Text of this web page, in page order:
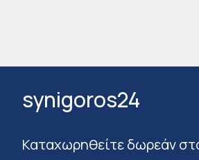
synigoros24
Καταχωρηθείτε δωρεάν